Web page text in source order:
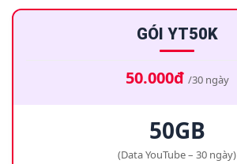
GÓI YT50K
50.000đ /30 ngày
50GB
(Data YouTube – 30 ngày)